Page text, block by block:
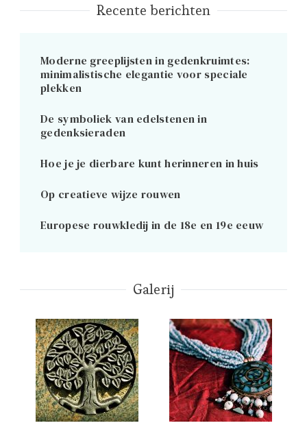
Recente berichten
Moderne greeplijsten in gedenkruimtes:
minimalistische elegantie voor speciale
plekken
De symboliek van edelstenen in
gedenksieraden
Hoe je je dierbare kunt herinneren in huis
Op creatieve wijze rouwen
Europese rouwkledij in de 18e en 19e eeuw
Galerij